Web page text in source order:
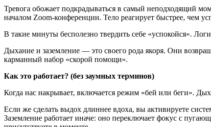
Тревога обожает подкрадываться в самый неподходящий
началом Zoom-конференции. Тело реагирует быстрее, чем
В такие минуты бесполезно твердить себе «успокойся».
Дыхание и заземление — это своего рода якоря. Они
карманный набор «скорой помощи».
Как это работает? (без заумных терминов)
Когда нас накрывает, включается режим «бей или беги».
Если же сделать выдох длиннее вдоха, вы активируете
Заземление работает иначе: оно переключает фокус с